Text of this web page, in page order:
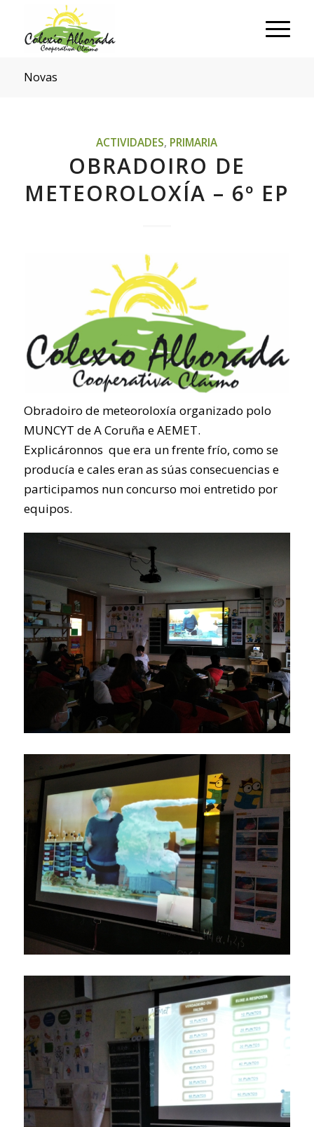
Novas
ACTIVIDADES, PRIMARIA
OBRADOIRO DE
METEOROLOXÍA – 6º EP
Obradoiro de meteoroloxía organizado polo
MUNCYT de A Coruña e AEMET.
Explicáronnos que era un frente frío, como se
producía e cales eran as súas consecuencias e
participamos nun concurso moi entretido por
equipos.